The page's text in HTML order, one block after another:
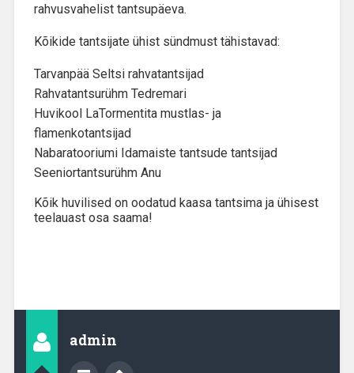
rahvusvahelist tantsupäeva.
Kõikide tantsijate ühist sündmust tähistavad:
Tarvanpää Seltsi rahvatantsijad
Rahvatantsurühm Tedremari
Huvikool LaTormentita mustlas- ja
flamenkotantsijad
Nabaratooriumi Idamaiste tantsude tantsijad
Seeniortantsurühm Anu
Kõik huvilised on oodatud kaasa tantsima ja ühisest
teelauast osa saama!
admin